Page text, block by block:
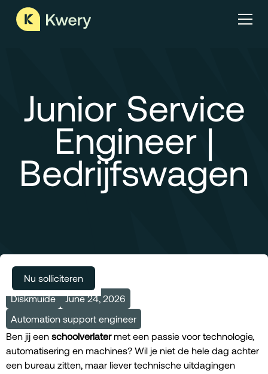
Junior Service
Engineer |
Bedrijfswagen
Meer vacatures
Diskmuide
June 24, 2026
Automation support engineer
Ben jij een schoolverlatermet een passie voor technologie,
automatisering en machines? Wil je niet de hele dag achter
een bureau zitten, maar liever technische uitdagingen
Nu solliciteren